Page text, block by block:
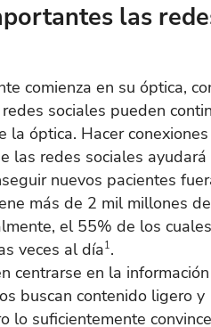
las
comienza en su óptica,
sociales pueden
la óptica. Hacer conexiones
las redes sociales ayudará
nuevos pacientes
más de 2 mil millones de
el 55% de los cuales
veces al día1.
centrarse en la
buscan contenido ligero y
lo suficientemente